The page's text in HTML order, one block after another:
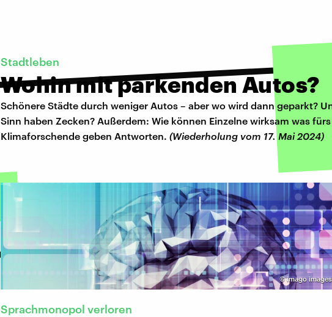
Stadtleben
Wohin mit parkenden Autos?
Schönere Städte durch weniger Autos – aber wo wird dann geparkt?
Sinn haben Zecken? Außerdem: Wie können Einzelne wirksam was
Klimaforschende geben Antworten. (Wiederholung vom 17. Mai 2024)
©imago
Sprachmonopol verloren